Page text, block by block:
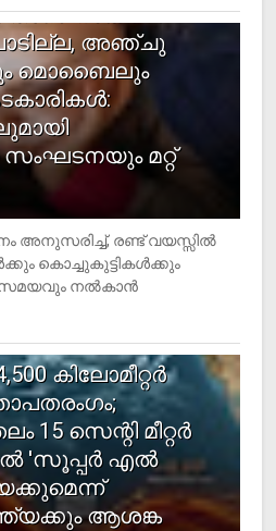
താഴെ സ്‌ക്രീന്‍
അഞ്ചു
മൊബൈലും
മറ്റ്
അനുസരിച്ച്, രണ്ട് വയസ്സില്‍
കൊച്ചുകുട്ടികള്‍ക്കും
നല്‍കാന്‍
കിലോമീറ്റര്‍
15 സെന്റി മീറ്റര്‍
ല്‍ 'സൂപ്പര്‍ എല്‍
ആശങ്ക